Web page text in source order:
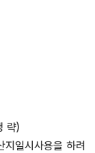
략)
일시사용을 하려